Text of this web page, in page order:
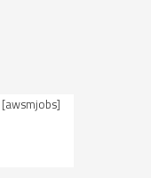
[awsmjobs]